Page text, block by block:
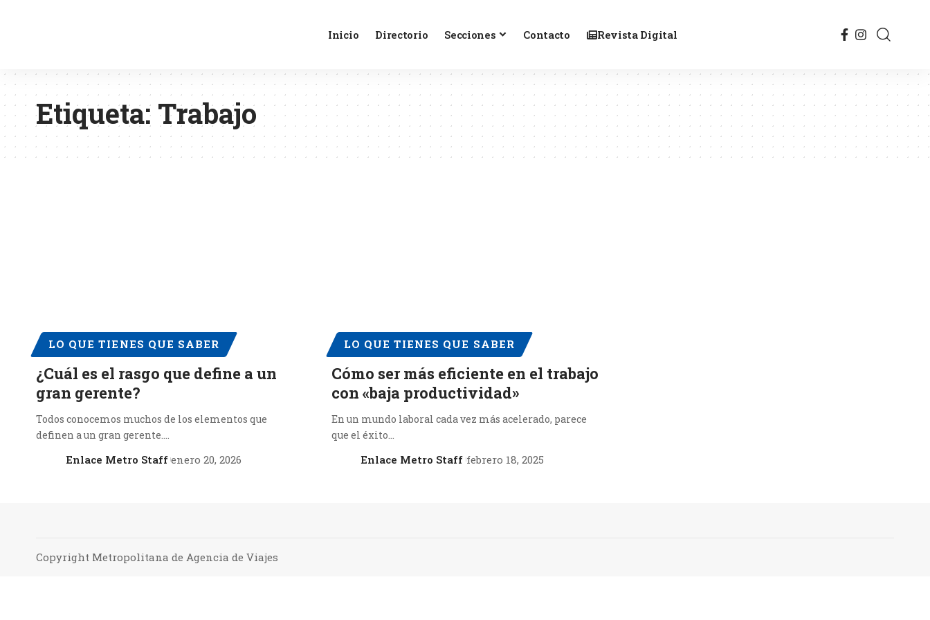
Inicio Directorio Secciones Contacto Revista Digital
Etiqueta: Trabajo
LO QUE TIENES QUE SABER
¿Cuál es el rasgo que define a un
gran gerente?
Todos conocemos muchos de los elementos que
definen a un gran gerente.…
Enlace Metro Staff enero 20, 2026
LO QUE TIENES QUE SABER
Cómo ser más eficiente en el trabajo
con «baja productividad»
En un mundo laboral cada vez más acelerado, parece
que el éxito…
Enlace Metro Staff febrero 18, 2025
Copyright Metropolitana de Agencia de Viajes